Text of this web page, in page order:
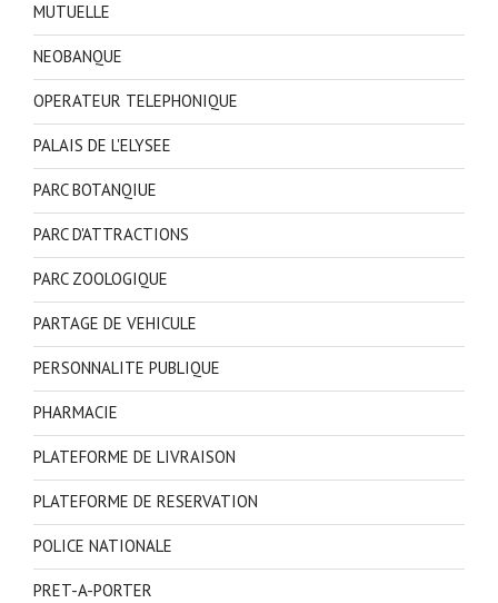
MUTUELLE
NEOBANQUE
OPERATEUR TELEPHONIQUE
PALAIS DE L'ELYSEE
PARC BOTANQIUE
PARC D'ATTRACTIONS
PARC ZOOLOGIQUE
PARTAGE DE VEHICULE
PERSONNALITE PUBLIQUE
PHARMACIE
PLATEFORME DE LIVRAISON
PLATEFORME DE RESERVATION
POLICE NATIONALE
PRET-A-PORTER